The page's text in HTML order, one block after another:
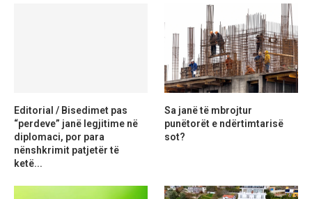
Editorial / Bisedimet pas
“perdeve” janë legjitime në
diplomaci, por para
nënshkrimit patjetër të
ketë...
Sa janë të mbrojtur
punëtorët e ndërtimtarisë
sot?